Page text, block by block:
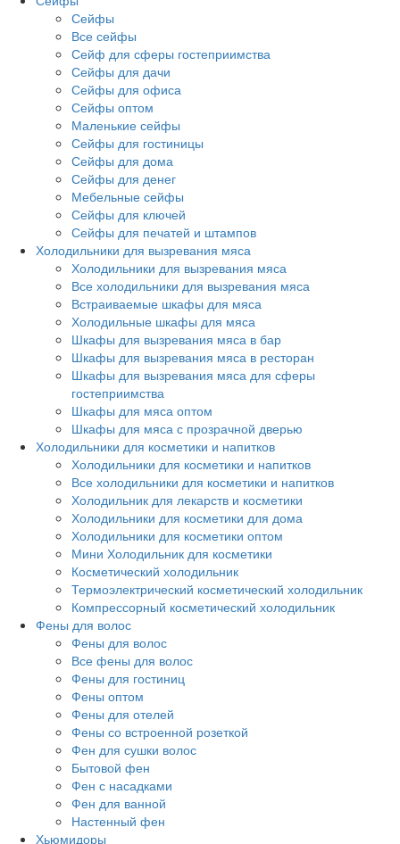
Сейфы
Все сейфы
Сейф для сферы гостеприимства
Сейфы для дачи
Сейфы для офиса
Сейфы оптом
Маленькие сейфы
Сейфы для гостиницы
Сейфы для дома
Сейфы для денег
Мебельные сейфы
Сейфы для ключей
Сейфы для печатей и штампов
Холодильники для вызревания мяса
Холодильники для вызревания мяса
Все холодильники для вызревания мяса
Встраиваемые шкафы для мяса
Холодильные шкафы для мяса
Шкафы для вызревания мяса в бар
Шкафы для вызревания мяса в ресторан
Шкафы для вызревания мяса для сферы
гостеприимства
Шкафы для мяса оптом
Шкафы для мяса с прозрачной дверью
Холодильники для косметики и напитков
Холодильники для косметики и напитков
Все холодильники для косметики и напитков
Холодильник для лекарств и косметики
Холодильники для косметики для дома
Холодильники для косметики оптом
Мини Холодильник для косметики
Косметический холодильник
Термоэлектрический косметический холодильник
Компрессорный косметический холодильник
Фены для волос
Фены для волос
Все фены для волос
Фены для гостиниц
Фены оптом
Фены для отелей
Фены со встроенной розеткой
Фен для сушки волос
Бытовой фен
Фен с насадками
Фен для ванной
Настенный фен
Хьюмидоры